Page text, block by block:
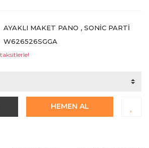
AYAKLI MAKET PANO ,SONIC PARTI
W626526SGGA
HEMEN AL